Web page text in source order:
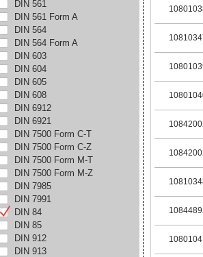
DIN 561
DIN 561 Form A
DIN 564
DIN 564 Form A
DIN 603
DIN 604
DIN 605
DIN 608
DIN 6912
DIN 6921
DIN 7500 Form C-T
DIN 7500 Form C-Z
DIN 7500 Form M-T
DIN 7500 Form M-Z
DIN 7985
DIN 7991
DIN 84
DIN 85
DIN 912
DIN 913